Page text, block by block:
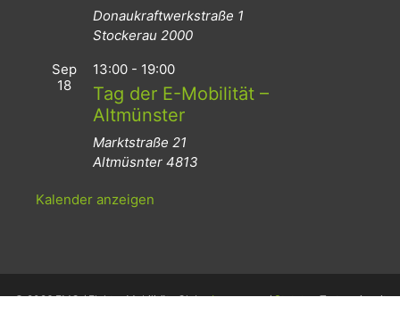
Donaukraftwerkstraße 1
Stockerau 2000
Sep
18
13:00 - 19:00
Tag der E-Mobilität –
Altmünster
Marktstraße 21
Altmüsnter 4813
Kalender anzeigen
© 2026 EMC / Elektro Mobilitäts Club -Impressum/StatutenTreten sie mit